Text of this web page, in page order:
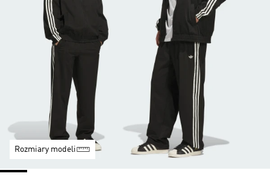
Rozmiary modeli